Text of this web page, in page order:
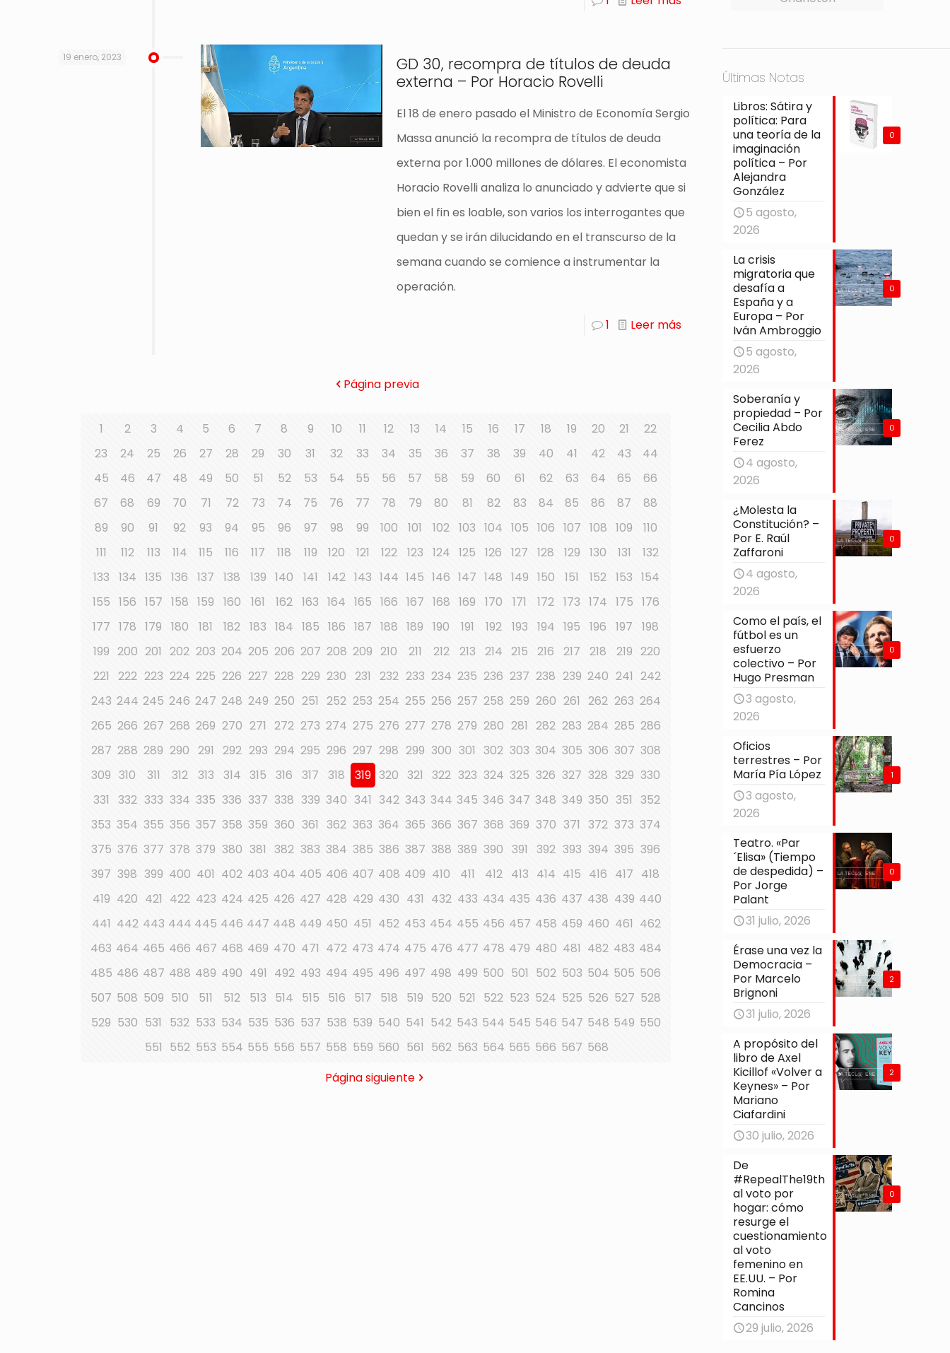
19 enero, 2023
GD 30, recompra de títulos de deuda
externa – Por Horacio Rovelli
El 18 de enero pasado el Ministro de Economía Sergio
Massa anunció la recompra de títulos de deuda
externa por 1.000 millones de dólares. El economista
Horacio Rovelli analiza lo anunciado y advierte que si
bien el fin es loable, son varios los interrogantes que
quedan y se irán dilucidando en el transcurso de la
semana cuando se comience a instrumentar la
operación.
1 Leer más
Página previa
1 2 3 4 5 6 7 8 9 10 11 12 13 14 15 16 17 18 19 20 21
22
23
24 25 26 27 28 29 30 31 32 33 34 35 36 37 38 39 40 41 42 43
44
45
46 47 48 49 50 51 52 53 54 55 56 57 58 59 60 61 62 63 64 65
66
67
68 69 70 71 72 73 74 75 76 77 78 79 80 81 82 83 84 85 86 87
88
89
90 91 92 93 94 95 96 97 98 99 100 101 102 103 104 105 106 107 108 109
110
111
112 113 114 115 116 117 118 119 120 121 122 123 124 125 126 127 128 129 130 131
132
133
134 135 136 137 138 139 140 141 142 143 144 145 146 147 148 149 150 151 152 153 154
155 156 157 158 159 160 161 162 163 164 165 166 167 168 169 170 171 172 173 174 175 176
177 178 179 180 181 182 183 184 185 186 187 188 189 190 191 192 193 194 195 196 197
198
199 200 201 202 203 204 205 206 207 208 209 210 211 212 213 214 215 216 217 218 219 220
221
222 223 224 225 226 227 228 229 230 231 232 233 234 235 236 237 238 239 240 241 242
243 244 245 246 247 248 249 250 251 252 253 254 255 256 257 258 259 260 261 262 263 264
265 266 267 268 269 270 271 272 273 274 275 276 277 278 279 280 281 282 283 284 285 286
287 288 289 290 291 292 293 294 295 296 297 298 299 300 301 302 303 304 305 306 307 308
309 310 311 312 313 314 315 316 317 318 319 320 321 322 323 324 325 326 327 328 329 330
331
332 333 334 335 336 337 338 339 340 341 342 343 344 345 346 347 348 349 350 351
352
353 354 355 356 357 358 359 360 361 362 363 364 365 366 367 368 369 370 371 372 373 374
375 376 377 378 379 380 381 382 383 384 385 386 387 388 389 390 391 392 393 394 395 396
397 398 399 400 401 402 403 404 405 406 407 408 409 410 411 412 413 414 415 416 417 418
419 420 421 422 423 424 425 426 427 428 429 430 431 432 433 434 435 436 437 438 439 440
441 442 443 444 445 446 447 448 449 450 451 452 453 454 455 456 457 458 459 460 461 462
463 464 465 466 467 468 469 470 471 472 473 474 475 476 477 478 479 480 481 482 483 484
485 486 487 488 489 490 491 492 493 494 495 496 497 498 499 500 501 502 503 504 505 506
507 508 509 510 511 512 513 514 515 516 517 518 519 520 521 522 523 524 525 526 527 528
529 530 531 532 533 534 535 536 537 538 539 540 541 542 543 544 545 546 547 548 549 550
551 552 553 554 555 556 557 558 559 560 561 562 563 564 565 566 567 568
Página siguiente
Últimas Notas
0
Libros: Sátira y
política: Para
una teoría de la
imaginación
política – Por
Alejandra
González
5 agosto,
2026
0
La crisis
migratoria que
desafía a
España y a
Europa – Por
Iván Ambroggio
5 agosto,
2026
0
Soberanía y
propiedad – Por
Cecilia Abdo
Ferez
4 agosto,
2026
0
¿Molesta la
Constitución? –
Por E. Raúl
Zaffaroni
4 agosto,
2026
0
Como el país, el
fútbol es un
esfuerzo
colectivo – Por
Hugo Presman
3 agosto,
2026
1
Oficios
terrestres – Por
María Pía López
3 agosto,
2026
0
Teatro. «Par
´Elisa» (Tiempo
de despedida) –
Por Jorge
Palant
31 julio, 2026
2
Érase una vez la
Democracia –
Por Marcelo
Brignoni
31 julio, 2026
2
A propósito del
libro de Axel
Kicillof «Volver a
Keynes» – Por
Mariano
Ciafardini
30 julio, 2026
0
De
#RepealThe19th
al voto por
hogar: cómo
resurge el
cuestionamiento
al voto
femenino en
EE.UU. – Por
Romina
Cancinos
29 julio, 2026